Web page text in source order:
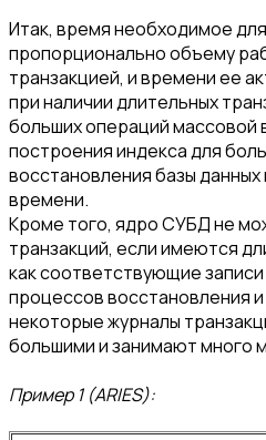
Итак, время необходимое
пропорционально объему
транзакцией, и времени ее
при наличии длительных
больших операций массовой
построения индекса для
восстановления базы
времени.
Кроме того, ядро СУБД не
транзакций, если имеются
как соответствующие
процессов восстановления
некоторые журналы
большими и занимают много
Пример 1 (ARIES):